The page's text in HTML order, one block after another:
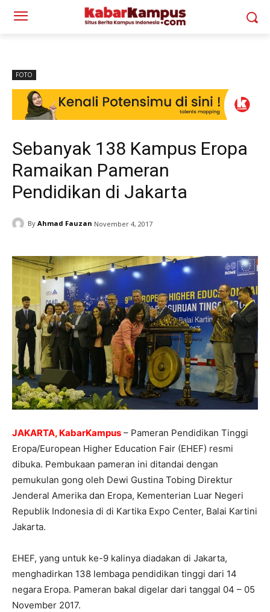
FOTO
Sebanyak 138 Kampus Eropa
Ramaikan Pameran
Pendidikan di Jakarta
By Ahmad Fauzan November 4, 2017
JAKARTA, KabarKampus – Pameran Pendidikan Tinggi
Eropa/European Higher Education Fair (EHEF) resmi
dibuka. Pembukaan pameran ini ditandai dengan
pemukulan gong oleh Dewi Gustina Tobing Direktur
Jenderal Amerika dan Eropa, Kementerian Luar Negeri
Republik Indonesia di di Kartika Expo Center, Balai Kartini
Jakarta.
EHEF, yang untuk ke-9 kalinya diadakan di Jakarta,
menghadirkan 138 lembaga pendidikan tinggi dari 14
negara Eropa. Pameran bakal digelar dari tanggal 04 – 05
November 2017.